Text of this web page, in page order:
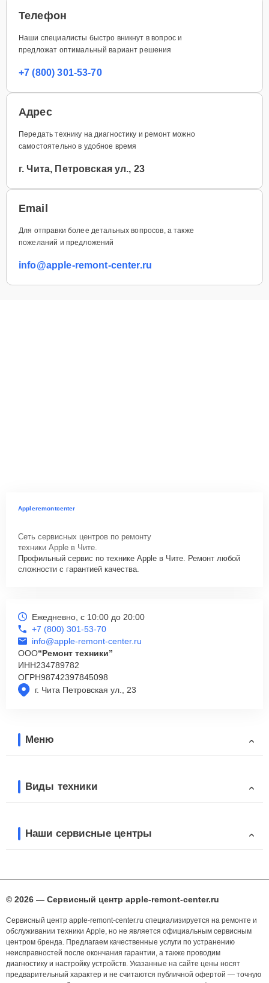
Телефон
Наши специалисты быстро вникнут в вопрос и
предложат оптимальный вариант решения
+7 (800) 301-53-70
Адрес
Передать технику на диагностику и ремонт можно
самостоятельно в удобное время
г. Чита, Петровская ул., 23
Email
Для отправки более детальных вопросов, а также
пожеланий и предложений
info@apple-remont-center.ru
Appleremontcenter
Сеть сервисных центров по ремонту
техники Apple в Чите.
Профильный сервис по технике Apple в Чите. Ремонт любой
сложности с гарантией качества.
г. Чита Петровская ул., 23
Ежедневно, с 10:00 до 20:00
+7 (800) 301-53-70
info@apple-remont-center.ru
ООО“Ремонт техники”
ИНН234789782
ОГРН98742397845098
Меню
Виды техники
Наши сервисные центры
© 2026 — Сервисный центр apple-remont-center.ru
Сервисный центр apple-remont-center.ru специализируется на ремонте и
обслуживании техники Apple, но не является официальным сервисным
центром бренда. Предлагаем качественные услуги по устранению
неисправностей после окончания гарантии, а также проводим
диагностику и настройку устройств. Указанные на сайте цены носят
предварительный характер и не считаются публичной офертой — точную